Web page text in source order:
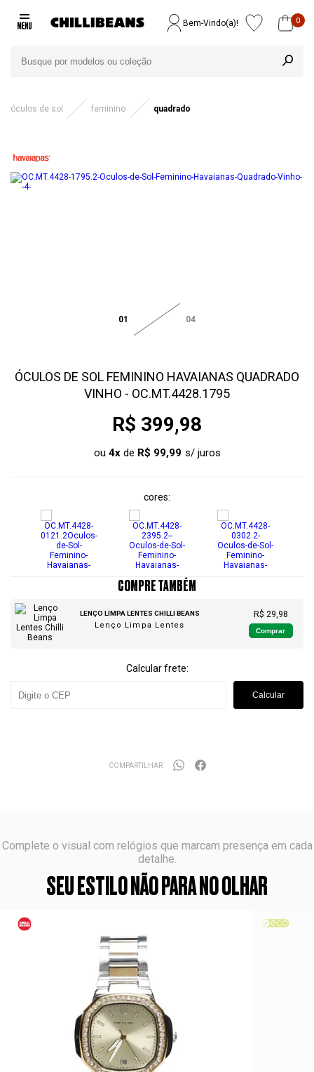
Bem-Vindo(a)! 0
óculos de sol feminino quadrado
01 04
ÓCULOS DE SOL FEMININO HAVAIANAS QUADRADO
VINHO - OC.MT.4428.1795
R$ 399,98
ou 4xde R$ 99,99
cores
COMPRE TAMBÉM
LENÇO LIMPA LENTES CHILLI BEANS
Lenço Limpa Lentes
R$ 29,98
Comprar
Calcular frete:
Calcular
COMPARTILHAR
Complete o visual com relógios que marcam presença em cada
detalhe.
SEU ESTILO NÃO PARA NO OLHAR